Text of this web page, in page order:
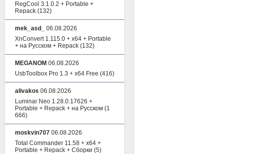
RegCool 3.1.0.2 + Portable +
Repack (132)
mek_asd_
06.08.2026
XnConvert 1.115.0 + x64 + Portable
+ на Русском + Repack (132)
MEGANOM 06.08.2026
UsbToolbox Pro 1.3 + x64 Free (416)
alivakos 06.08.2026
Luminar Neo 1.28.0.17626 +
Portable + Repack + на Русском (1
666)
moskvin707 06.08.2026
Total Commander 11.58 + x64 +
Portable + Repack + Сборки (5)